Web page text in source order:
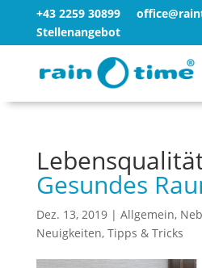
+43 2259 30899
Stellenangebot
Gesundes
Dez. 13, 2019| Allgemein,
Neuigkeiten, Tipps & Tricks